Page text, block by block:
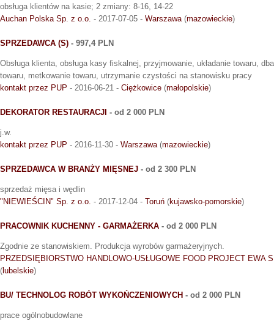
obsługa klientów na kasie; 2 zmiany: 8-16, 14-22
Auchan Polska Sp. z o.o. - 2017-07-05 - Warszawa(mazowieckie)
SPRZEDAWCA (S) - 997,4 PLN
Obsługa klienta, obsługa kasy fiskalnej, przyjmowanie, układanie towaru,
towaru, metkowanie towaru, utrzymanie czystości na stanowisku pracy
kontakt przez PUP - 2016-06-21 - Ciężkowice (małopolskie)
DEKORATOR RESTAURACJI - od 2 000 PLN
j.w.
kontakt przez PUP - 2016-11-30 - Warszawa(mazowieckie)
SPRZEDAWCA W BRANŻY MIĘSNEJ - od 2 300 PLN
sprzedaż mięsa i wędlin
"NIEWIEŚCIN" Sp. z o.o. - 2017-12-04 - Toruń (kujawsko-pomorskie)
PRACOWNIK KUCHENNY - GARMAŻERKA - od 2 000 PLN
Zgodnie ze stanowiskiem. Produkcja wyrobów garmażeryjnych.
PRZEDSIĘBIORSTWO HANDLOWO-USŁUGOWE FOOD PROJECT EWA
( lubelskie)
BU/ TECHNOLOG ROBÓT WYKOŃCZENIOWYCH - od 2 000 PLN
prace ogólnobudowlane